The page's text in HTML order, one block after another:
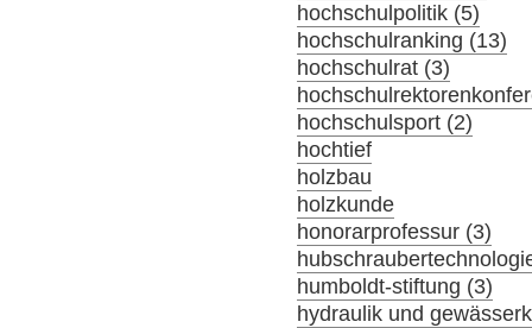
hochschulpolitik (5)
hochschulranking (13)
hochschulrat (3)
hochschulsport (2)
hochtief
holzbau
holzkunde
honorarprofessur (3)
humboldt-stiftung (3)
hydraulik und